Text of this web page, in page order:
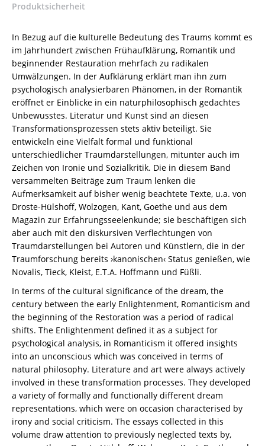
3-
8917-
6
/
978-
3-
8260-
8917-
6
Menge
Produktsicherheit
In Bezug auf die kulturelle Bedeutung des Traums kommt es
im Jahrhundert zwischen Frühaufklärung, Romantik und
beginnender Restauration mehrfach zu radikalen
Umwälzungen. In der Aufklärung erklärt man ihn zum
psychologisch analysierbaren Phänomen, in der Romantik
eröffnet er Einblicke in ein naturphilosophisch gedachtes
Unbewusstes. Literatur und Kunst sind an diesen
Transformationsprozessen stets aktiv beteiligt. Sie
entwickeln eine Vielfalt formal und funktional
unterschiedlicher Traumdarstellungen, mitunter auch im
Zeichen von Ironie und Sozialkritik. Die in diesem Band
versammelten Beiträge zum Traum lenken die
Aufmerksamkeit auf bisher wenig beachtete Texte, u.a. von
Droste-Hülshoff, Wolzogen, Kant, Goethe und aus dem
Magazin zur Erfahrungsseelenkunde; sie beschäftigen sich
aber auch mit den diskursiven Verflechtungen von
Traumdarstellungen bei Autoren und Künstlern, die in der
Traumforschung bereits ›kanonischen‹ Status genießen, wie
Novalis, Tieck, Kleist, E.T.A. Hoffmann und Füßli.
In terms of the cultural significance of the dream, the
century between the early Enlightenment, Romanticism and
the beginning of the Restoration was a period of radical
shifts. The Enlightenment defined it as a subject for
psychological analysis, in Romanticism it offered insights
into an unconscious which was conceived in terms of
natural philosophy. Literature and art were always actively
involved in these transformation processes. They developed
a variety of formally and functionally different dream
representations, which were on occasion characterised by
irony and social criticism. The essays collected in this
volume draw attention to previously neglected texts by,